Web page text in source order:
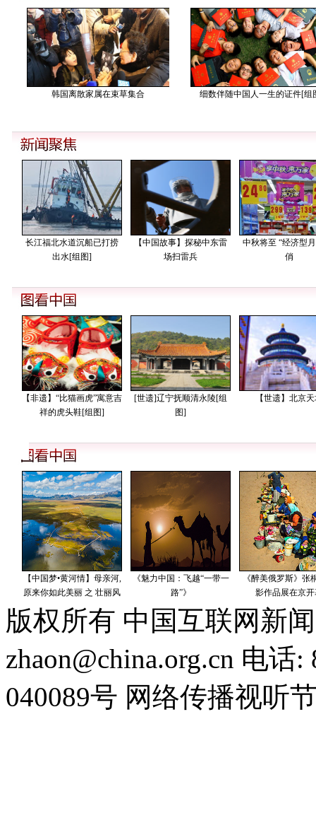
版权所有 中国互联网新
zhaon@china.org.cn 电话
040089号 网络传播视听